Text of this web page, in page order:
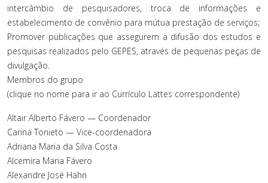
intercâmbio de pesquisadores, troca de informações e
estabelecimento de convênio para mútua prestação de serviços;
Promover publicações que assegurem a difusão dos estudos e
pesquisas realizados pelo GEPES, através de pequenas peças de
divulgação.
Membros do grupo
(clique no nome para ir ao Currículo Lattes correspondente)
Altair Alberto Fávero — Coordenador
Carina Tonieto — Vice-coordenadora
Adriana Maria da Silva Costa
Alcemira Maria Fávero
Alexandre José Hahn